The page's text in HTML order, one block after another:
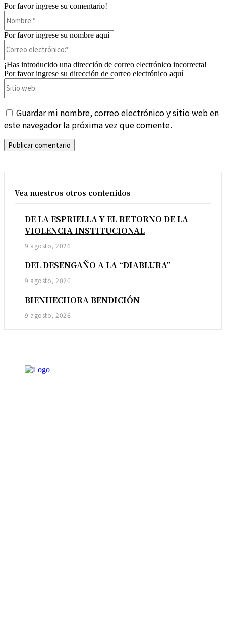
Por favor ingrese su comentario!
Por favor ingrese su nombre aquí
¡Has introducido una dirección de correo electrónico incorrecta!
Por favor ingrese su dirección de correo electrónico aquí
Guardar mi nombre, correo electrónico y sitio web en
este navegador la próxima vez que comente.
Vea nuestros otros contenidos
DE LA ESPRIELLA Y EL RETORNO DE LA
VIOLENCIA INSTITUCIONAL
9 agosto, 2026
DEL DESENGAÑO A LA “DIABLURA”
9 agosto, 2026
BIENHECHORA BENDICIÓN
9 agosto, 2026